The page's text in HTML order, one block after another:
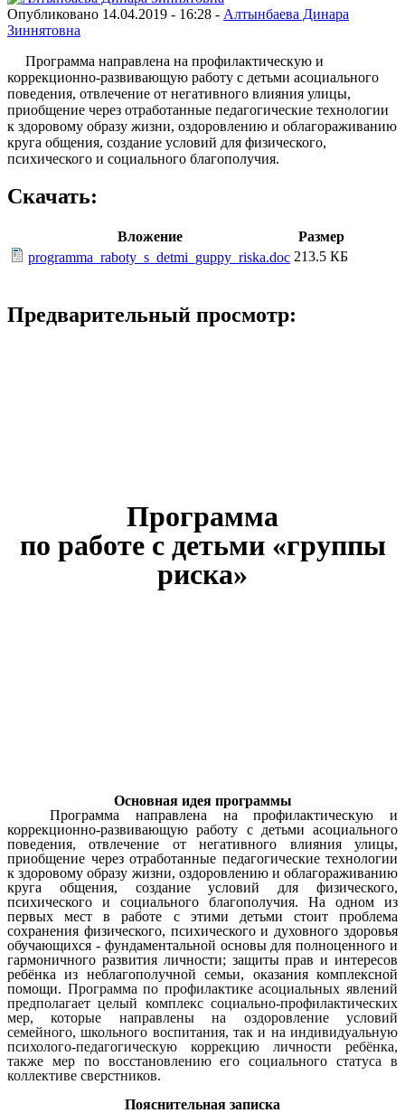
Опубликовано 14.04.2019 - 16:28 - Алтынбаева Динара
Зиннятовна
Программа направлена на профилактическую и
коррекционно-развивающую работу с детьми асоциального
поведения, отвлечение от негативного влияния улицы,
приобщение через отработанные педагогические технологии
к здоровому образу жизни, оздоровлению и облагораживанию
круга общения, создание условий для физического,
психического и социального благополучия.
Скачать:
Вложение
Размер
programma_raboty_s_detmi_guppy_riska.doc 213.5 КБ
Предварительный просмотр:
Программа
по работе с детьми «группы
риска»
Основная идея программы
Программа направлена на профилактическую и
коррекционно-развивающую работу с детьми асоциального
поведения, отвлечение от негативного влияния улицы,
приобщение через отработанные педагогические технологии
к здоровому образу жизни, оздоровлению и облагораживанию
круга общения, создание условий для физического,
психического и социального благополучия. На одном из
первых мест в работе с этими детьми стоит проблема
сохранения физического, психического и духовного здоровья
обучающихся - фундаментальной основы для полноценного и
гармоничного развития личности; защиты прав и интересов
ребёнка из неблагополучной семьи, оказания комплексной
помощи. Программа по профилактике асоциальных явлений
предполагает целый комплекс социально-профилактических
мер, которые направлены на оздоровление условий
семейного, школьного воспитания, так и на индивидуальную
психолого-педагогическую коррекцию личности ребёнка,
также мер по восстановлению его социального статуса в
коллективе сверстников.
Пояснительная записка